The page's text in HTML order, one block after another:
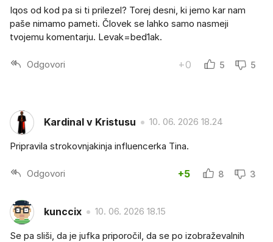
Iqos od kod pa si ti prilezel? Torej desni, ki jemo kar nam
paše nimamo pameti. Človek se lahko samo nasmeji
tvojemu komentarju. Levak=bed1ak.
Odgovori +0 5 5
Kardinal v Kristusu 10. 06. 2026 18.24
Pripravila strokovnjakinja influencerka Tina.
Odgovori +5 8 3
kunccix 10. 06. 2026 18.15
Se pa sliši, da je jufka priporočil, da se po izobraževalnih